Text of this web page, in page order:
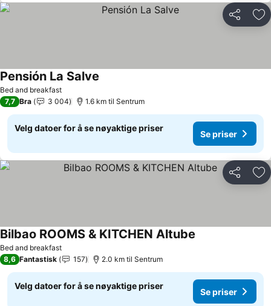
Del
Bed and breakfast
Pensión La Salve
7,7 Bra 3 004 1.6 km til Sentrum
Velg datoer for å se nøyaktige priser
Se priser
Del
Bed and breakfast
Bilbao ROOMS & KITCHEN Altube
8,6 Fantastisk 157 2.0 km til Sentrum
Velg datoer for å se nøyaktige priser
Se priser